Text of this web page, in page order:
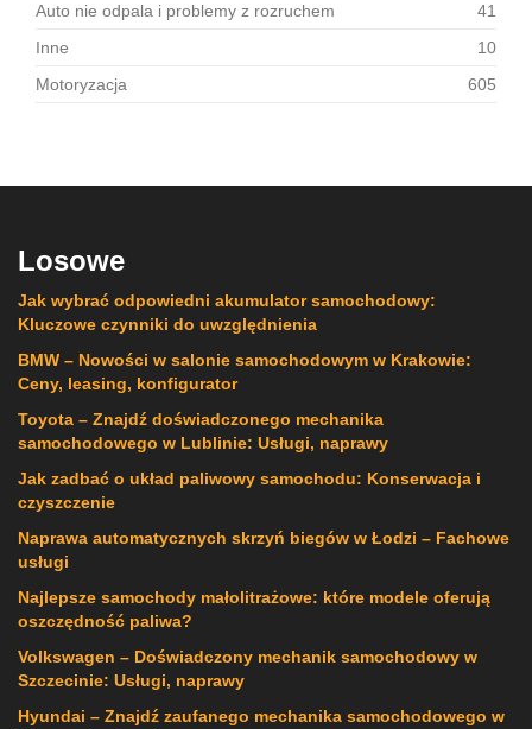
Auto nie odpala i problemy z rozruchem
41
Inne
10
Motoryzacja
605
Losowe
Jak wybrać odpowiedni akumulator samochodowy:
Kluczowe czynniki do uwzględnienia
BMW – Nowości w salonie samochodowym w Krakowie:
Ceny, leasing, konfigurator
Toyota – Znajdź doświadczonego mechanika
samochodowego w Lublinie: Usługi, naprawy
Jak zadbać o układ paliwowy samochodu: Konserwacja i
czyszczenie
Naprawa automatycznych skrzyń biegów w Łodzi – Fachowe
usługi
Najlepsze samochody małolitrażowe: które modele oferują
oszczędność paliwa?
Volkswagen – Doświadczony mechanik samochodowy w
Szczecinie: Usługi, naprawy
Hyundai – Znajdź zaufanego mechanika samochodowego w